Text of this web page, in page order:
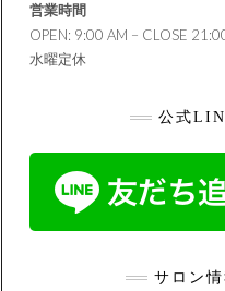
営業時間
OPEN: 9:00 AM – CLOSE
水曜定休
公式
サロン情